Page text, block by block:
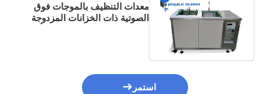
معدات التنظيف بالموجات فوق
الصوتية ذات الخزانات المزدوجة
استمر